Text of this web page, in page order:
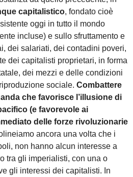
capitalistico, fondato cioè
oggi in tutto il mondo
incluse) e sullo sfruttamento e
dei salariati, dei contadini poveri,
dei capitalisti proprietari, in forma
dei mezzi e delle condizioni
sociale. Combattere
che favorisce l’illusione di
(e favorevole ai
delle forze rivoluzionarie
ancora una volta che i
non hanno alcun interesse a
tra gli imperialisti, con una o
gli interessi dei capitalisti. In